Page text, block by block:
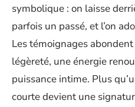
symbolique : on laisse
parfois un passé, et l’on
Les témoignages
légèreté, une énergie
puissance intime. Plus
courte devient une